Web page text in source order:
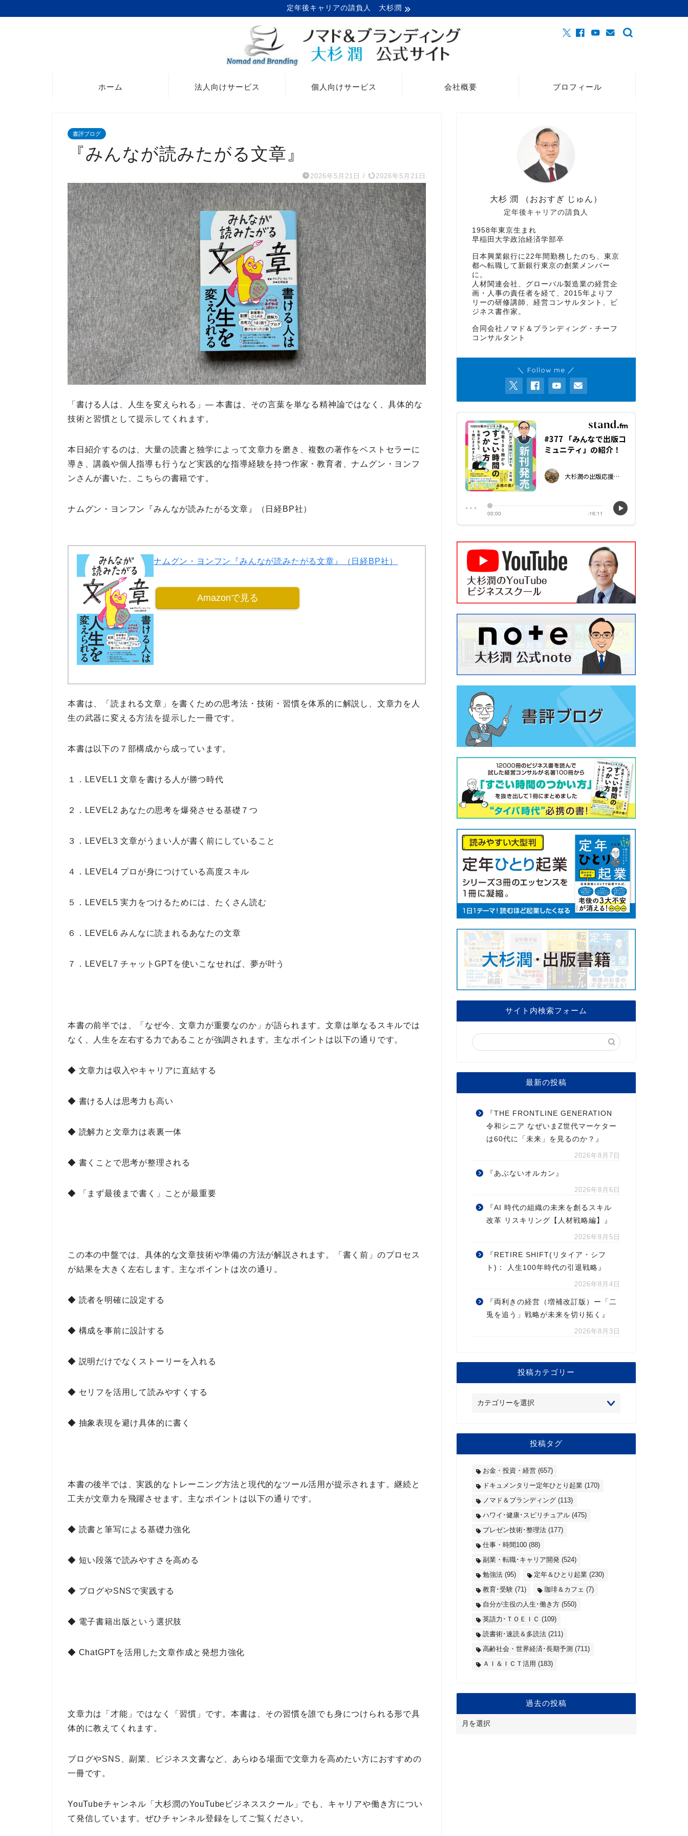
定年後キャリアの請負人 大杉潤
ホーム 法人向けサービス 個人向けサービス 会社概要 プロフィール
書評ブログ
『みんなが読みたがる文章』
2026年5月21日 / 2026年5月21日
「書ける人は、人生を変えられる」 ― 本書は、その言葉を単なる精神論ではなく、具体的な
技術と習慣として提示してくれます。
本日紹介するのは、 大量の読書と独学によって文章力 を磨き、複数の著作をベストセラーに
導き、講義や個人指導も行うなど実践的な指導経験を持つ作家・教育者 、ナムグン・ヨンフ
ン さんが書いた、こちらの書籍です。
ナムグン・ヨンフン『みんなが読みたがる文章』（日経BP社）
ナムグン・ヨンフン『みんなが読みたがる文章』（日経BP社）
Amazonで見る
本書は、 「読まれる文章」を書くための思考法・技術・習慣を体系的に解説し、 文章力を人
生の武器に変える方法を提示した一冊です。
本書は以下の ７部構成から成っています。
１．LEVEL1 文章を書ける人が勝つ時代
２．LEVEL2 あなたの思考を爆発させる基礎７つ
３．LEVEL3 文章がうまい人が書く前にしていること
４．LEVEL4 プロが身につけている高度スキル
５．LEVEL5 実力をつけるためには、たくさん読む
６．LEVEL6 みんなに読まれるあなたの文章
７．LEVEL7 チャットGPTを使いこなせれば、夢が叶う
本書の前半では、 「なぜ今、文章力が重要なのか」 が語られます。文章は単なるスキルでは
なく、人生を左右する力である ことが強調されます。 主なポイント は以下の通りです。
◆ 文章力は収入やキャリアに直結する
◆ 書ける人は思考力も高い
◆ 読解力と文章力は表裏一体
◆ 書くことで思考が整理される
◆ 「まず最後まで書く」ことが最重要
この本の中盤では、具体的な文章技術や準備の方法が解説されます。
「書く前」のプロセス
が結果を大きく左右します。 主なポイント は次の通り。
◆ 読者を明確に設定する
◆ 構成を事前に設計する
◆ 説明だけでなくストーリーを入れる
◆ セリフを活用して読みやすくする
◆ 抽象表現を避け具体的に書く
本書の後半では、実践的なトレーニング方法と現代的なツール活用 が提示されます。継続と
工夫が文章力を飛躍 させます。 主なポイント は以下の通りです。
◆ 読書と筆写による基礎力強化
◆ 短い段落で読みやすさを高める
◆ ブログやSNSで実践する
◆ 電子書籍出版という選択肢
◆ ChatGPTを活用した文章作成と発想力強化
文章力は「才能」ではなく「習慣」 です。本書は、その習慣を誰でも身につけられる形で具
体的に教えてくれます。
ブログやSNS、副業、ビジネス文書など、 あらゆる場面で文章力を高めたい方におすすめの
一冊です。
YouTubeチャンネル 「大杉潤のYouTubeビジネススクール」 でも、キャリアや働き方につい
て発信しています。ぜひチャンネル登録をしてご覧ください。
定年後キャリアの請負人
大杉 潤 （おおすぎ じゅん）
1958年東京生まれ
早稲田大学政治経済学部卒
日本興業銀行に22年間勤務したのち、東京
都へ転職して新銀行東京の創業メンバー
に。
人材関連会社、グローバル製造業の経営企
画・人事の責任者を経て、2015年よりフ
リーの研修講師、経営コンサルタント、ビ
ジネス書作家。
合同会社ノマド＆ブランディング・チーフ
コンサルタント
＼ Follow me ／
サイト内検索フォーム
最新の投稿
『THE FRONTLINE GENERATION
令和シニア なぜいまZ世代マーケター
は60代に「未来」を見るのか？』
2026年8月7日
『あぶないオルカン』
2026年8月6日
『AI 時代の組織の未来を創るスキル
改革 リスキリング【人材戦略編】』
2026年8月5日
『RETIRE SHIFT(リタイア・シフ
ト)： 人生100年時代の引退戦略』
2026年8月4日
『両利きの経営（増補改訂版）ー「二
兎を追う」戦略が未来を切り拓く』
2026年8月3日
投稿カテゴリー
投稿タグ
お金・投資・経営(657)
ドキュメンタリー定年ひとり起業(170)
ノマド＆ブランディング(113)
ハワイ･健康･スピリチュアル(475)
プレゼン技術･整理法(177)
仕事・時間100(88)
副業・転職･キャリア開発(524)
勉強法(95) 定年＆ひとり起業(230)
教育･受験(71) 珈琲＆カフェ (7)
自分が主役の人生･働き方(550)
英語力･ＴＯＥＩＣ (109)
読書術･速読＆多読法(211)
高齢社会・世界経済･長期予測 (711)
ＡＩ＆ＩＣＴ活用 (183)
過去の投稿